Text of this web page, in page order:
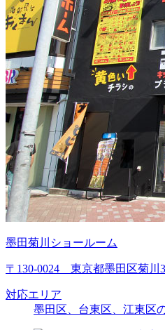
墨田菊川ショールーム
〒130-0024 東京都墨田区菊川
対応エリア
墨田区、台東区、江東区